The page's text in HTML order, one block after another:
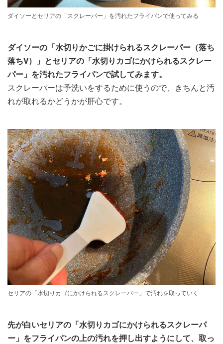
ダイソーとセリアの「スクレーパー」を汚れたフライパンで使ってみる
ダイソーの「水切りかごに掛けられるスクレーパー（落ち
落ちV）」とセリアの「水切りカゴにかけられるスクレー
パー」を汚れたフライパンで試してみます。
スクレーパーは予洗いをするために使うので、きちんと汚
れが取れるかどうかが肝心です。
セリアの「水切りカゴにかけられるスクレーパー」で汚れを取っていく
先が白いセリアの「水切りカゴにかけられるスクレーパ
ー」をフライパンの上の汚れを押し出すようにして、取っ